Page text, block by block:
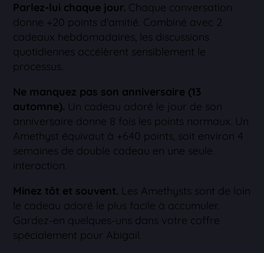
Parlez-lui chaque jour. Chaque conversation
donne +20 points d'amitié. Combiné avec 2
cadeaux hebdomadaires, les discussions
quotidiennes accélèrent sensiblement le
processus.
Ne manquez pas son anniversaire (13
automne). Un cadeau adoré le jour de son
anniversaire donne 8 fois les points normaux. Un
Amethyst équivaut à +640 points, soit environ 4
semaines de double cadeau en une seule
interaction.
Minez tôt et souvent. Les Amethysts sont de loin
le cadeau adoré le plus facile à accumuler.
Gardez-en quelques-uns dans votre coffre
spécialement pour Abigail.